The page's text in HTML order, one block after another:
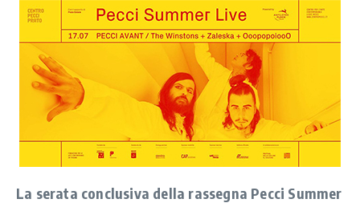
La serata conclusiva della rassegna Pecci Summer